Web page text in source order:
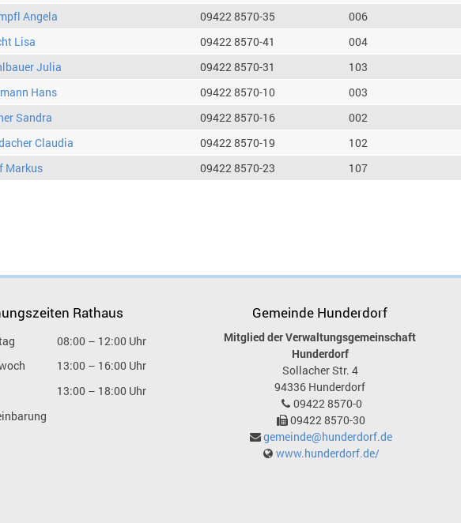
Angela
09422 8570-35 006
Lisa
09422 8570-41 004
Julia
09422 8570-31 103
Hans
09422 8570-10 003
Sandra
09422 8570-16 002
Claudia
09422 8570-19 102
Markus
09422 8570-23 107
Rathaus
08:00 – 12:00 Uhr
13:00 – 16:00 Uhr
13:00 – 18:00 Uhr
Gemeinde Hunderdorf
Mitglied der Verwaltungsgemeinschaft
Hunderdorf
Sollacher Str. 4
94336 Hunderdorf
09422 8570-0
09422 8570-30
gemeinde@hunderdorf.de
www.hunderdorf.de/